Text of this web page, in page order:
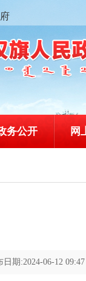
务公开 网
日期:2024-06-12 09:47